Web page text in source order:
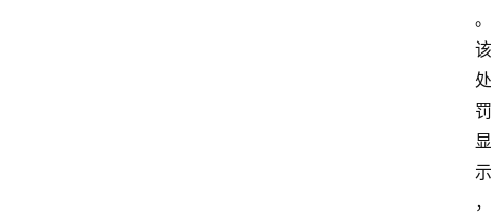
。
该
处
罚
显
示
，